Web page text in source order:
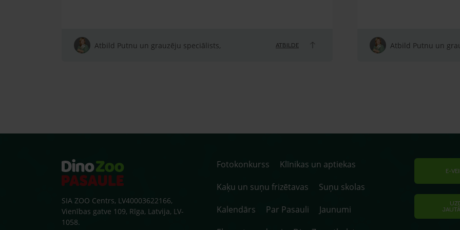
Atbild Putnu un grauzēju speciālists, ATBILDE Atbild Putnu un
SIA ZOO Centrs, LV40003622166,
Vienības gatve 109, Rīga, Latvija, LV-
1058.
Fotokonkurss
Klīnikas un aptiekas
Kaķu un suņu frizētavas
Suņu skolas
Kalendārs
Par Pasauli
Jaunumi
E-